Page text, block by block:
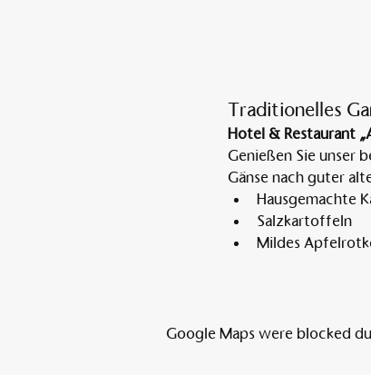
Traditionelles
Hotel & Restaurant
Genießen Sie unser
Gänse nach guter
Hausgemachte
Salzkartoffeln
Mildes
Google Maps were blocked